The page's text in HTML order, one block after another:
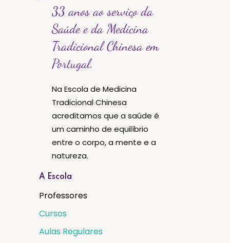
33 anos ao serviço da
Saúde e da Medicina
Tradicional Chinesa em
Portugal.
Na Escola de Medicina
Tradicional Chinesa
acreditamos que a saúde é
um caminho de equilíbrio
entre o corpo, a mente e a
natureza.
A Escola
Professores
Cursos
Aulas Regulares